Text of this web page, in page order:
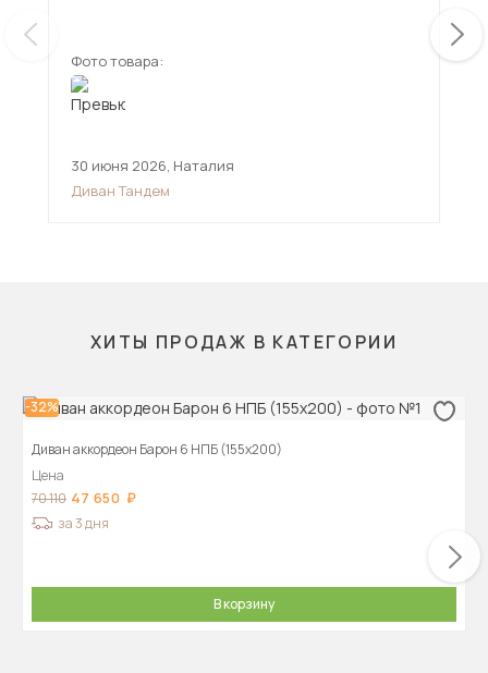
Фото товара:
30 июня 2026, Наталия
Диван Тандем
ХИТЫ ПРОДАЖ В КАТЕГОРИИ
-32%
Диван аккордеон Барон 6 НПБ (155х200)
Цена
70 110 47 650
за 3 дня
В корзину